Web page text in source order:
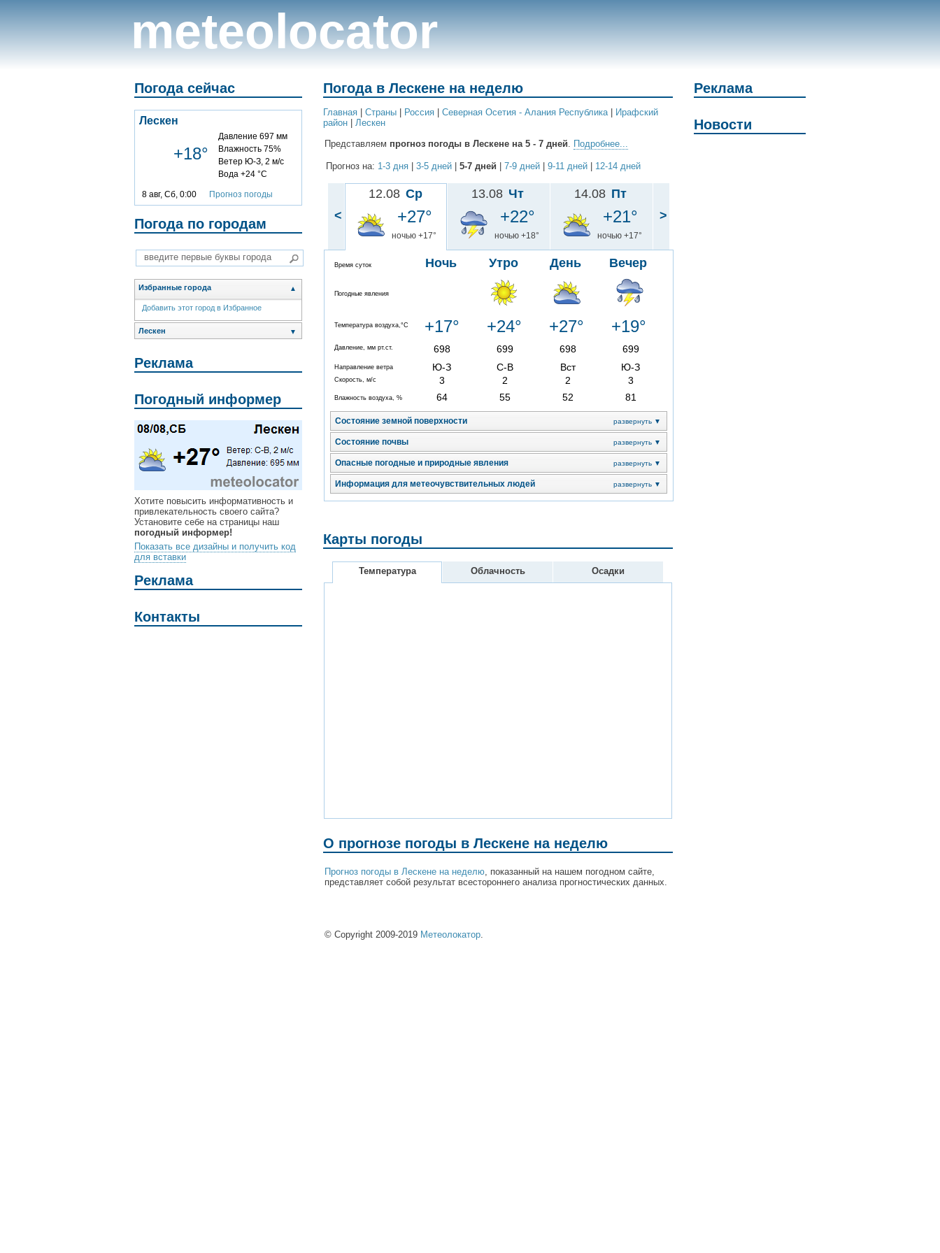
meteolocator
Погода сейчас
Лескен
+18°
Давление 697 мм
Влажность 75%
Ветер Ю-З, 2 м/с
Вода +24 °C
8 авг, Сб, 0:00 Прогноз погоды
Погода по городам
Избранные города ▲
Добавить этот город в Избранное
Лескен ▼
Реклама
Погодный информер
Хотите повысить информативность и
привлекательность своего сайта?
Установите себе на страницы наш
погодный информер!
Показать все дизайны и получить код
для вставки
Реклама
Контакты
Погода в Лескене на неделю
Главная Cтраны Россия Северная Осетия - Алания Республика|
Ирафский
район
Лескен
Представляем прогноз погоды в Лескене на 5 - 7 дней. Подробнее...
Прогноз на: 1-3 дня 3-5 дней 5-7 дней 7-9 дней 9-11 дней 12-14 дней
<
12.08 Ср
+27°
ночью +17°
Время суток Ночь Утро День Вечер
Погодные явления
Температура воздуха,°C +17° +24° +27° +19°
Давление, мм рт.ст. 698 699 698 699
Направление ветра Ю-З С-В Вст Ю-З
Скорость, м/с 3 2 2 3
Влажность воздуха, % 64 55 52 81
Состояние земной поверхности развернуть ▼
Состояние почвы развернуть ▼
Опасные погодные и природные явления развернуть ▼
Информация для метеочувствительных людей развернуть ▼
13.08 Чт
+22°
ночью +18°
14.08 Пт
+21°
ночью +17°
>
Карты погоды
Температура Облачность Осадки
О прогнозе погоды в Лескене на неделю
Прогноз погоды в Лескене на неделю , показанный на нашем погодном сайте,
представляет собой результат всестороннего анализа прогностических данных.
© Copyright 2009-2019 Метеолокатор
Реклама
Новости